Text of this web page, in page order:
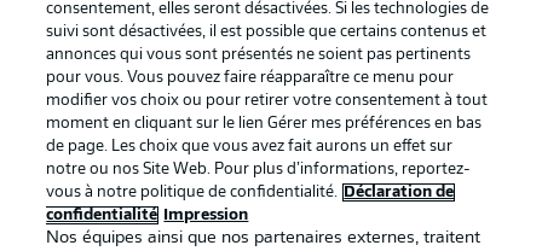
Conditions d’utilisation des
services
Mentions Légales Gérer mes préférences
Déclaration de
confidentialité
Diffuseurs
consentement, elles seront désactivées. Si les technologies de
suivi sont désactivées, il est possible que certains contenus et
annonces qui vous sont présentés ne soient pas pertinents
pour vous. Vous pouvez faire réapparaître ce menu pour
modifier vos choix ou pour retirer votre consentement à tout
moment en cliquant sur le lien Gérer mes préférences en bas
de page. Les choix que vous avez fait aurons un effet sur
notre ou nos Site Web. Pour plus d’informations, reportez-
vous à notre politique de confidentialité.
Déclaration de
confidentialité
Impression
Nos équipes ainsi que nos partenaires externes, traitent